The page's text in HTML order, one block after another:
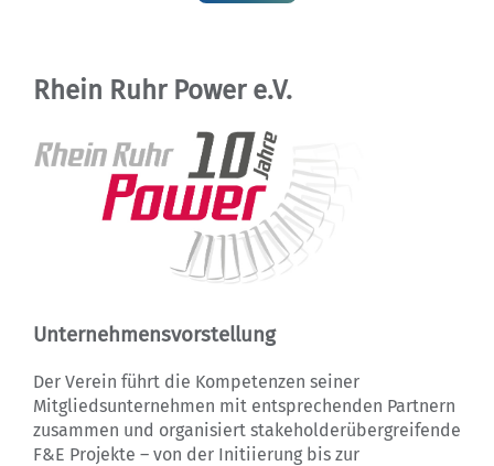
Rhein Ruhr Power e.V.
Unternehmensvorstellung
Der Verein führt die Kompetenzen seiner
Mitgliedsunternehmen mit entsprechenden Partnern
zusammen und organisiert stakeholderübergreifende
F&E Projekte – von der Initiierung bis zur